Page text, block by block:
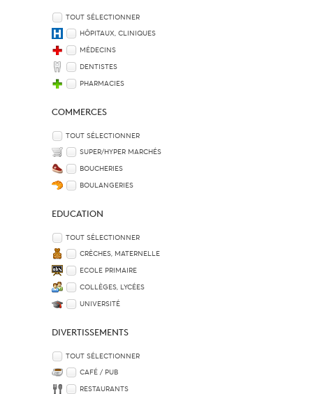
TOUT SÉLECTIONNER
HÔPITAUX, CLINIQUES
MÉDECINS
DENTISTES
PHARMACIES
COMMERCES
TOUT SÉLECTIONNER
SUPER/HYPER MARCHÉS
BOUCHERIES
BOULANGERIES
EDUCATION
TOUT SÉLECTIONNER
CRÈCHES, MATERNELLE
ECOLE PRIMAIRE
COLLÈGES, LYCÉES
UNIVERSITÉ
DIVERTISSEMENTS
TOUT SÉLECTIONNER
CAFÉ / PUB
RESTAURANTS